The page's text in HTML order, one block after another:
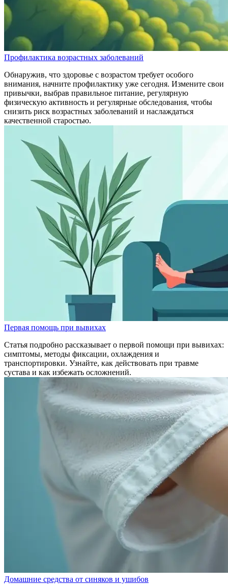
Профилактика возрастных заболеваний
Обнаружив, что здоровье с возрастом требует особого
внимания, начните профилактику уже сегодня. Измените свои
привычки, выбрав правильное питание, регулярную
физическую активность и регулярные обследования, чтобы
снизить риск возрастных заболеваний и наслаждаться
качественной старостью.
Первая помощь при вывихах
Статья подробно рассказывает о первой помощи при вывихах:
симптомы, методы фиксации, охлаждения и
транспортировки. Узнайте, как действовать при травме
сустава и как избежать осложнений.
Домашние средства от синяков и ушибов